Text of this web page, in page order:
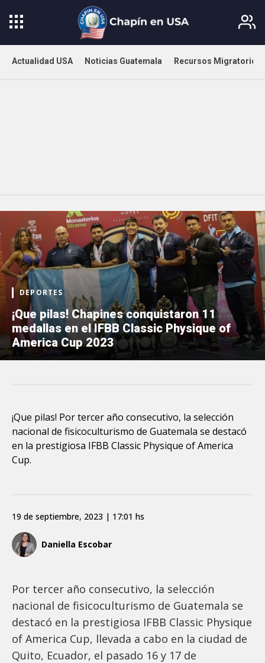
Actualidad USA Noticias Guatemala Recursos Migratorios
DEPORTES
¡Que pilas! Chapines conquistaron 11
medallas en el IFBB Classic Physique of
America Cup 2023
¡Que pilas! Por tercer año consecutivo, la selección
nacional de fisicoculturismo de Guatemala se destacó
en la prestigiosa IFBB Classic Physique of America
Cup.
Daniella Escobar
19 de septiembre, 2023 | 17:01 hs
Por tercer año consecutivo, la selección
nacional de fisicoculturismo de Guatemala se
destacó en la prestigiosa IFBB Classic Physique
of America Cup, llevada a cabo en la ciudad de
Quito, Ecuador, el pasado 16 y 17 de